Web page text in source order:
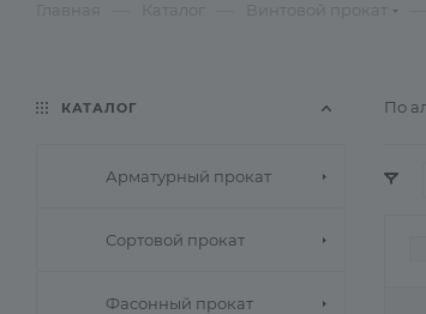
По
КАТАЛОГ
Арматурный прокат
Сортовой прокат
Фасонный прокат